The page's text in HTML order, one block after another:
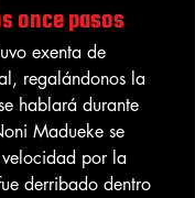
once pasos
exenta de
regalándonos la
hablará durante
Madueke se
por la
derribado dentro